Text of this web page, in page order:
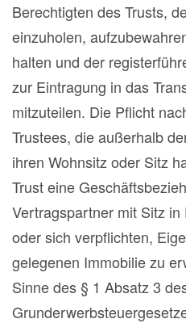
Berechtigten des Trusts,
einzuholen,
halten und der
zur Eintragung in das
mitzuteilen. Die Pflicht
Trustees, die außerhalb
ihren Wohnsitz oder Sitz
Trust eine
Vertragspartner mit Sitz
oder sich verpflichten,
gelegenen Immobilie zu
Sinne des § 1 Absatz 3